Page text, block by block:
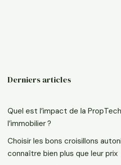
Derniers articles
Quel est l’impact de la
l’immobilier ?
Choisir les bons croisillons
connaître bien plus que leur prix